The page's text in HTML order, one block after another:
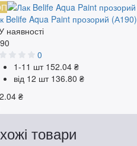
Belife Aqua Paint прозорий (А190)
наявності
0
1-11 шт 152.04 ₴
від 12 шт 136.80 ₴
₴
товари